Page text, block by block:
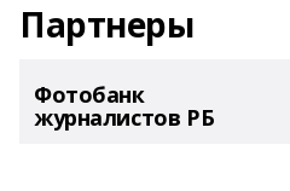
Партнеры
Фотобанк
журналистов РБ